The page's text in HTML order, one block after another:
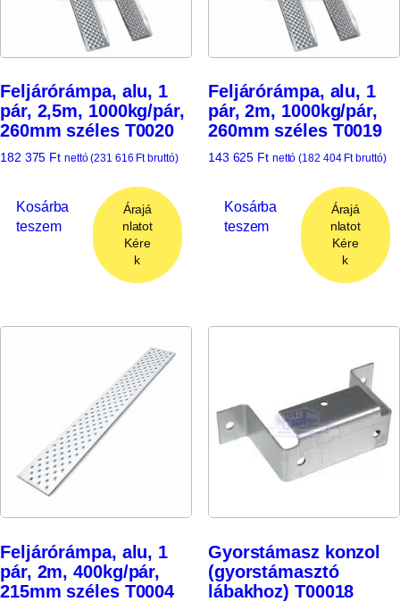
Feljárórámpa, alu, 1
pár, 2,5m, 1000kg/pár,
260mm széles T0020
182 375 Ft nettó (231 616 Ftbruttó)
Kosárba
teszem
Árajá
nlatot
Kére
k
Feljárórámpa, alu, 1
pár, 2m, 1000kg/pár,
260mm széles T0019
143 625 Ft nettó (182 404 Ftbruttó)
Kosárba
teszem
Árajá
nlatot
Kére
k
Feljárórámpa, alu, 1
pár, 2m, 400kg/pár,
215mm széles T0004
Gyorstámasz konzol
(gyorstámasztó
lábakhoz) T00018